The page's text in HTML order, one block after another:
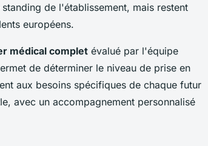
de l'établissement, mais restent
européens.
médical complet évalué par l'équipe
de déterminer le niveau de prise en
aux besoins spécifiques de chaque futur
avec un accompagnement personnalisé